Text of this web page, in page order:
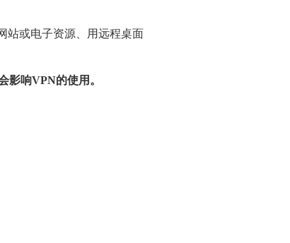
站或电子资源、用远程桌面
影响VPN的使用。